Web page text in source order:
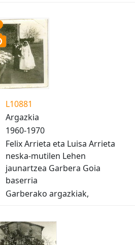
L10881
Argazkia
1960-1970
Felix Arrieta eta Luisa Arrieta
neska-mutilen Lehen
jaunartzea Garbera Goia
baserria
Garberako argazkiak,